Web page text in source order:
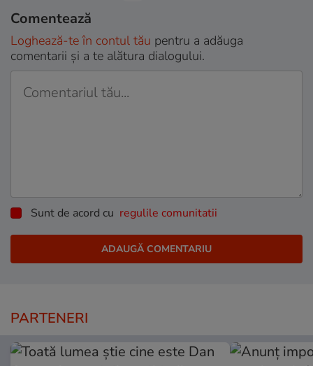
Comentează
Loghează-te în contul tău pentru a adăuga
comentarii și a te alătura dialogului.
Sunt de acord cu regulile comunitatii
PARTENERI